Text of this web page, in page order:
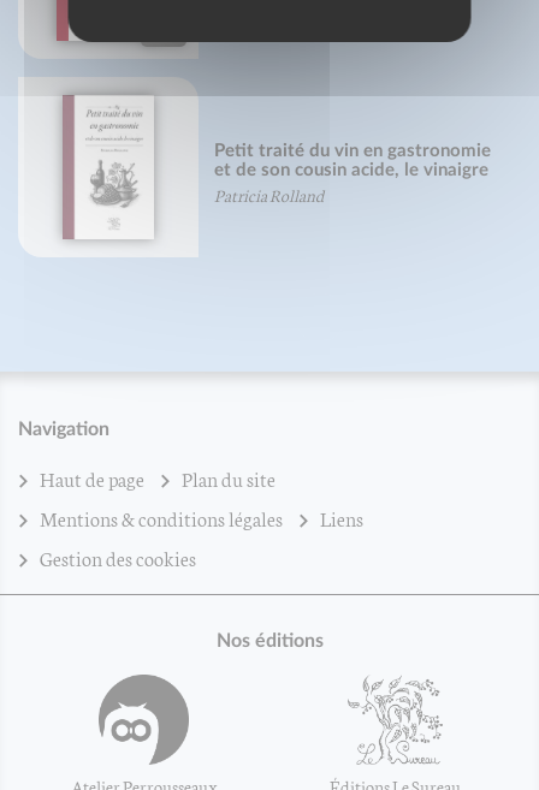
Petit traité du vin en gastronomie
et de son cousin acide, le vinaigre
Patricia Rolland
Navigation
Haut de page
Plan du site
Mentions & conditions légales
Liens
Gestion des cookies
Nos éditions